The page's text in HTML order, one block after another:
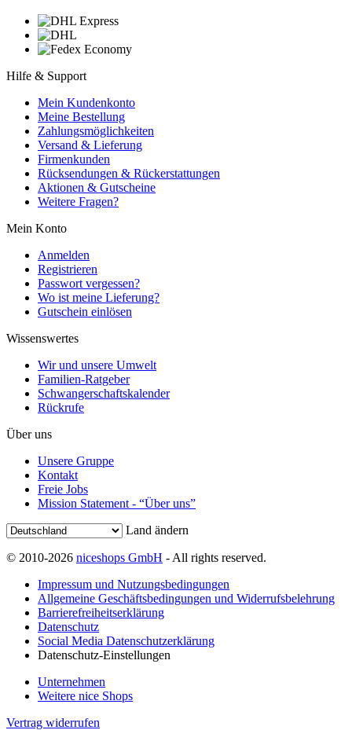
Hilfe & Support
Mein Kundenkonto
Meine Bestellung
Zahlungsmöglichkeiten
Versand & Lieferung
Firmenkunden
Rücksendungen & Rückerstattungen
Aktionen & Gutscheine
Weitere Fragen?
Mein Konto
Anmelden
Registrieren
Passwort vergessen?
Wo ist meine Lieferung?
Gutschein einlösen
Wissenswertes
Wir und unsere Umwelt
Familien-Ratgeber
Schwangerschaftskalender
Rückrufe
Über uns
Unsere Gruppe
Kontakt
Freie Jobs
Mission Statement - “Über uns”
Land ändern
© 2010-2026 niceshops GmbH - All rights reserved.
Impressum und Nutzungsbedingungen
Allgemeine Geschäftsbedingungen und Widerrufsbelehrung
Barrierefreiheitserklärung
Datenschutz
Social Media Datenschutzerklärung
Datenschutz-Einstellungen
Unternehmen
Weitere nice Shops
Vertrag widerrufen